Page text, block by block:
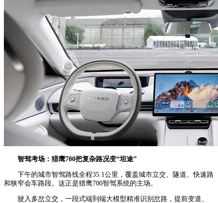
智驾考场：猎鹰700把复杂路况变“坦途”
下午的城市智驾路线全程35.1公里，覆盖城市立交、隧道、快速路
和狭窄会车路段。这正是猎鹰700智驾系统的主场。
驶入多岔立交，一段式端到端大模型精准识别岔路，提前变道、